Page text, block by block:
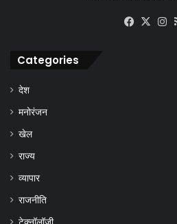
X
Categories
देश
मनोरंजन
खेल
राज्य
व्यापार
राजनीति
टेक्नॉलॉजी